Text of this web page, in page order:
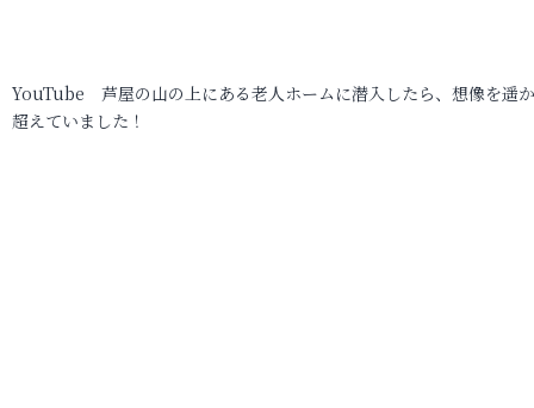
YouTube 芦屋の山の上にある老人ホームに潜入したら、想像を遥
超えていました！